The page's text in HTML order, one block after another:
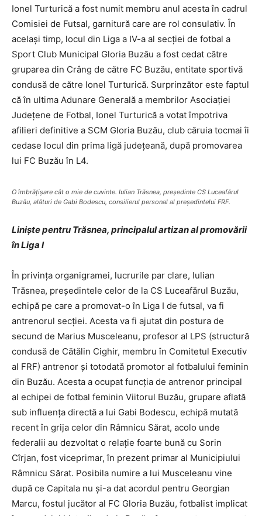
Ionel Turturică a fost numit membru anul acesta în cadrul
Comisiei de Futsal, garnitură care are rol consulativ. În
acelaşi timp, locul din Liga a IV-a al secţiei de fotbal a
Sport Club Municipal Gloria Buzău a fost cedat către
gruparea din Crâng de către FC Buzău, entitate sportivă
condusă de către Ionel Turturică. Surprinzător este faptul
că în ultima Adunare Generală a membrilor Asociaţiei
Judeţene de Fotbal, Ionel Turturică a votat împotriva
afilieri definitive a SCM Gloria Buzău, club căruia tocmai îi
cedase locul din prima ligă judeţeană, după promovarea
lui FC Buzău în L4.
O îmbrăţişare cât o mie de cuvinte. Iulian Trăsnea, preşedinte CS Luceafărul
Buzău, alături de Gabi Bodescu, consilierul personal al preşedintelui FRF.
Linişte pentru Trăsnea, principalul artizan al promovării
în Liga I
În privinţa organigramei, lucrurile par clare, Iulian
Trăsnea, preşedintele celor de la CS Luceafărul Buzău,
echipă pe care a promovat-o în Liga I de futsal, va fi
antrenorul secţiei. Acesta va fi ajutat din postura de
secund de Marius Musceleanu, profesor al LPS (structură
condusă de Cătălin Cighir, membru în Comitetul Executiv
al FRF) antrenor şi totodată promotor al fotbalului feminin
din Buzău. Acesta a ocupat funcţia de antrenor principal
al echipei de fotbal feminin Viitorul Buzău, grupare aflată
sub influenţa directă a lui Gabi Bodescu, echipă mutată
recent în grija celor din Râmnicu Sărat, acolo unde
federalii au dezvoltat o relaţie foarte bună cu Sorin
Cîrjan, fost viceprimar, în prezent primar al Municipiului
Râmnicu Sărat. Posibila numire a lui Musceleanu vine
după ce Capitala nu şi-a dat acordul pentru Georgian
Marcu, fostul jucător al FC Gloria Buzău, fotbalist implicat